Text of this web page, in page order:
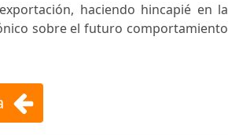
haciendo hincapié en la
sobre el futuro comportamiento